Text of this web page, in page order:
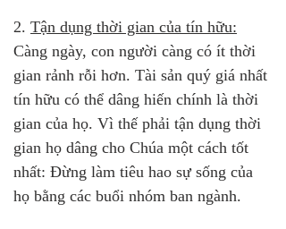
2. Tận dụng thời gian của tín hữu:
Càng ngày, con người càng có ít thời
gian rảnh rỗi hơn. Tài sản quý giá nhất
tín hữu có thể dâng hiến chính là thời
gian của họ. Vì thế phải tận dụng thời
gian họ dâng cho Chúa một cách tốt
nhất: Đừng làm tiêu hao sự sống của
họ bằng các buổi nhóm ban ngành.